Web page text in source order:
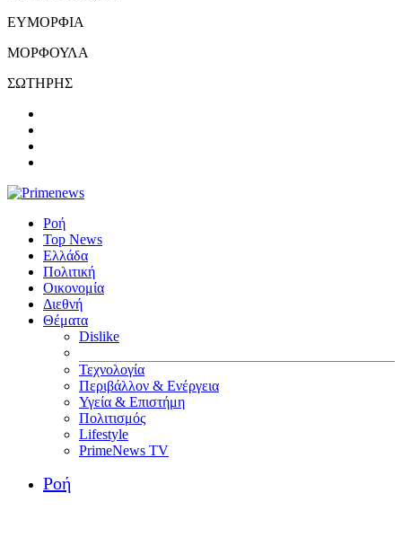
ΕΥΜΟΡΦΙΑ
ΜΟΡΦΟΥΛΑ
ΣΩΤΗΡΗΣ
Ροή
Top News
Ελλάδα
Πολιτική
Οικονομία
Διεθνή
Θέματα
Dislike
Τεχνολογία
Περιβάλλον & Ενέργεια
Υγεία & Επιστήμη
Πολιτισμός
Lifestyle
PrimeNews TV
Ροή